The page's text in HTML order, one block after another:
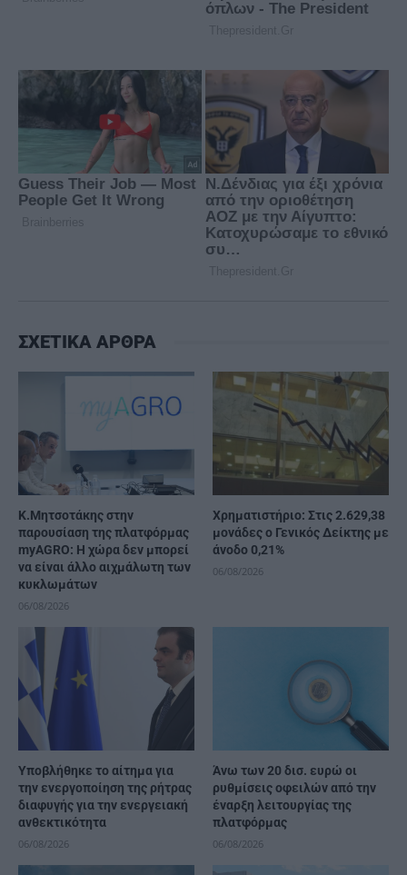
ΣΧΕΤΙΚΑ ΑΡΘΡΑ
Κ.Μητσοτάκης στην
παρουσίαση της πλατφόρμας
myAGRO: Η χώρα δεν μπορεί
να είναι άλλο αιχμάλωτη των
κυκλωμάτων
06/08/2026
Χρηματιστήριο: Στις 2.629,38
μονάδες ο Γενικός Δείκτης με
άνοδο 0,21%
06/08/2026
Υποβλήθηκε το αίτημα για
την ενεργοποίηση της ρήτρας
διαφυγής για την ενεργειακή
ανθεκτικότητα
06/08/2026
Άνω των 20 δισ. ευρώ οι
ρυθμίσεις οφειλών από την
έναρξη λειτουργίας της
πλατφόρμας
06/08/2026